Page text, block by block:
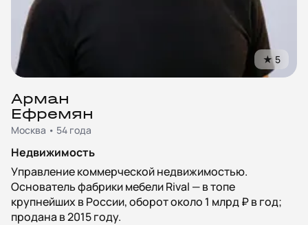
★5
Арман
Ефремян
Москва • 54 года
Недвижимость
Управление коммерческой недвижимостью.
Основатель фабрики мебели Rival — в топе
крупнейших в России, оборот около 1 млрд ₽ в год;
продана в 2015 году.